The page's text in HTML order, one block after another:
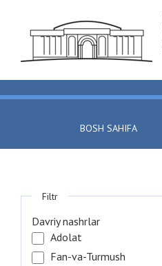
BOSH SAHIFA
Filtr
Davriy nashrlar
Adolat
Fan-va-Turmush